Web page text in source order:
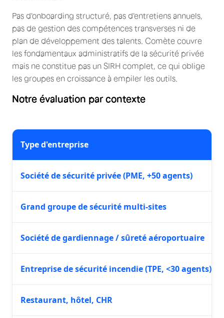
Pas d'onboarding structuré, pas d'entretiens annuels,
pas de gestion des compétences transverses ni de
plan de développement des talents. Comète couvre
les fondamentaux administratifs de la sécurité privée
mais ne constitue pas un SIRH complet, ce qui oblige
les groupes en croissance à empiler les outils.
Notre évaluation par contexte
Type d'entreprise
Société de sécurité privée (PME, +50 agents)
Grand groupe de sécurité multi-sites
Société de gardiennage / sûreté aéroportuaire
Entreprise de sécurité incendie (TPE, <30 agents)
Restaurant, hôtel, CHR